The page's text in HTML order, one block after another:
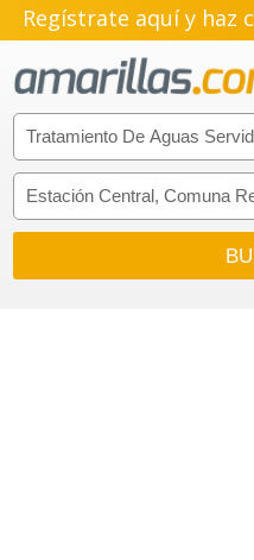
Regístrate aquí y haz